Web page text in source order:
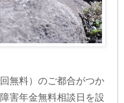
無料）のご都合がつか
害年金無料相談日を設